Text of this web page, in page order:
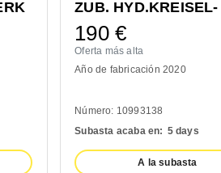
ZUB. HYD.KREISEL- EINZELAUSHUB
Año de fabricación 2020
Número: 10993138
Subasta acaba en: 5 days
A la subasta